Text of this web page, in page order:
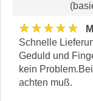
★★★★★
Schnelle
Geduld und
kein
achten muß.